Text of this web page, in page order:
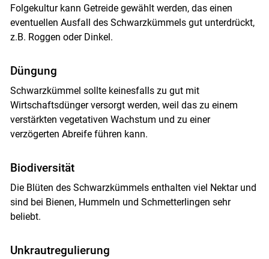
Folgekultur kann Getreide gewählt werden, das einen
eventuellen Ausfall des Schwarzkümmels gut unterdrückt,
z.B. Roggen oder Dinkel.
Düngung
Schwarzkümmel sollte keinesfalls zu gut mit
Wirtschaftsdünger versorgt werden, weil das zu einem
verstärkten vegetativen Wachstum und zu einer
verzögerten Abreife führen kann.
Biodiversität
Die Blüten des Schwarzkümmels enthalten viel Nektar und
sind bei Bienen, Hummeln und Schmetterlingen sehr
beliebt.
Unkrautregulierung